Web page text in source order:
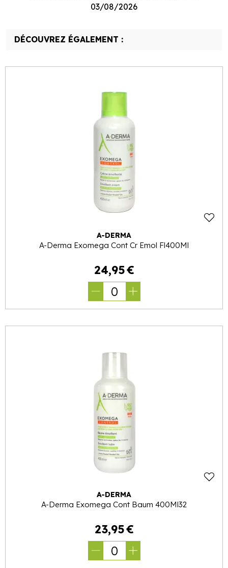
03/08/2026
DÉCOUVREZ ÉGALEMENT :
A-DERMA
A-Derma Exomega Cont Cr Emol Fl400Ml
24,95€
0
A-DERMA
A-Derma Exomega Cont Baum 400Ml32
23,95€
0